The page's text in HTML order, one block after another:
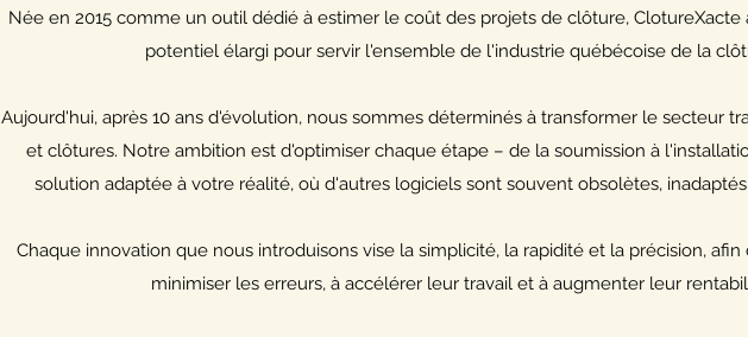
Née en 2015 comme un outil dédié à estimer le coût des projets de clôture, ClotureXacte
potentiel élargi pour servir l'ensemble de l'industrie québécoise de la
Aujourd'hui, après 10 ans d'évolution, nous sommes déterminés à transformer le secteur
et clôtures. Notre ambition est d'optimiser chaque étape – de la soumission à
solution adaptée à votre réalité, où d'autres logiciels sont souvent obsolètes,
Chaque innovation que nous introduisons vise la simplicité, la rapidité et la précision, afin
minimiser les erreurs, à accélérer leur travail et à augmenter leur